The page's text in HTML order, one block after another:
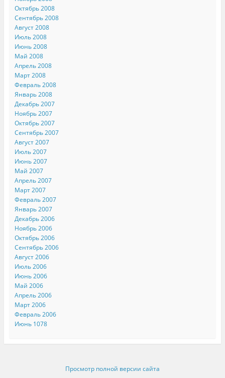
Октябрь 2008
Сентябрь 2008
Август 2008
Июль 2008
Июнь 2008
Май 2008
Апрель 2008
Март 2008
Февраль 2008
Январь 2008
Декабрь 2007
Ноябрь 2007
Октябрь 2007
Сентябрь 2007
Август 2007
Июль 2007
Июнь 2007
Май 2007
Апрель 2007
Март 2007
Февраль 2007
Январь 2007
Декабрь 2006
Ноябрь 2006
Октябрь 2006
Сентябрь 2006
Август 2006
Июль 2006
Июнь 2006
Май 2006
Апрель 2006
Март 2006
Февраль 2006
Июнь 1078
Просмотр полной версии сайта